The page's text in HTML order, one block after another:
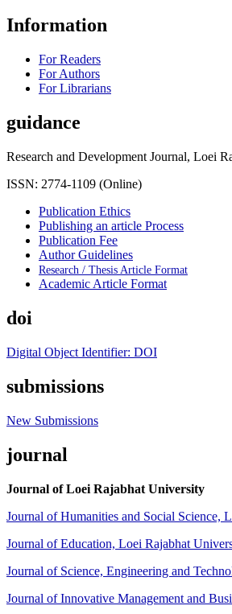
Information
For Readers
For Authors
For Librarians
guidance
Research and Development Journal, Loei
ISSN: 2774-1109 (Online)
Publication Ethics
Publishing an article Process
Publication Fee
Author Guidelines
Research / Thesis Article Format
Academic Article Format
doi
Digital Object Identifier: DOI
submissions
New Submissions
journal
Journal of Loei Rajabhat University
Journal of Humanities and Social Science,
Journal of Education, Loei Rajabhat
Journal of Science, Engineering and
Journal of Innovative Management and